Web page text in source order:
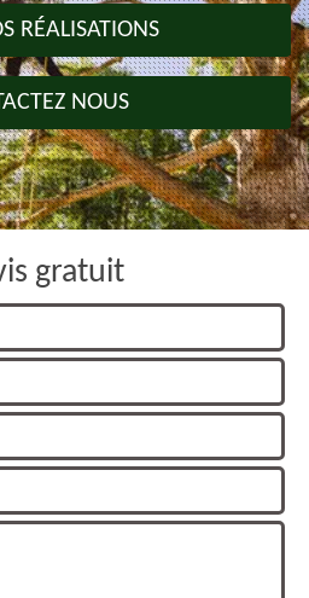
RÉALISATIONS
NOUS
gratuit